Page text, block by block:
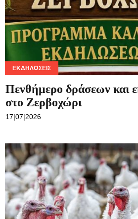
Επικοινωνία
ΕΚΔΗΛΏΣΕΙΣ
Πενθήμερο δράσεων και
στο Ζερβοχώρι
17|07|2026